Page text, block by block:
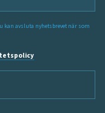
kan avsluta nyhetsbrevet när som